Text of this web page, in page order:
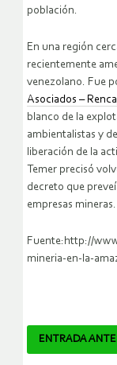
población.
En una región
recientemente
venezolano. Fue
Asociados –
blanco de la
ambientalistas y
liberación de la
Temer precisó
decreto que
empresas mineras.
Fuente:http://
mineria-en-la-
ENTRADA